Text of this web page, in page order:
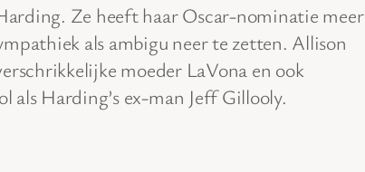
Ze heeft haar Oscar-nominatie meer
als ambigu neer te zetten. Allison
moeder LaVona en ook
als Harding’s ex-man Jeff Gillooly.